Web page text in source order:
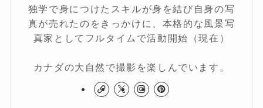
独学で身につけたスキルが身を結び自身の写
真が売れたのをきっかけに、本格的な風景写
真家としてフルタイムで活動開始（現在）
カナダの大自然で撮影を楽しんでいます。